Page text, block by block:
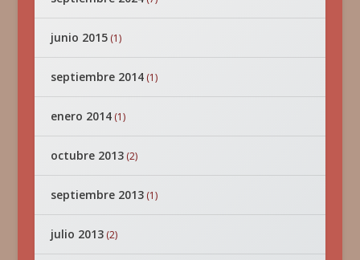
junio 2015(1)
septiembre 2014(1)
enero 2014(1)
octubre 2013(2)
septiembre 2013(1)
julio 2013(2)